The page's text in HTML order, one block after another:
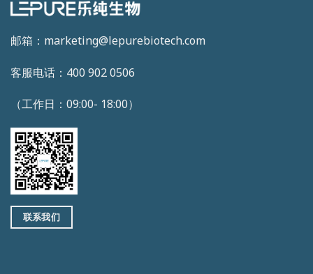
邮箱：marketing@lepurebiotech.com
客服电话：400 902 0506
（工作日：09:00- 18:00）
联系我们